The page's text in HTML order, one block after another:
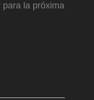
para la próxima